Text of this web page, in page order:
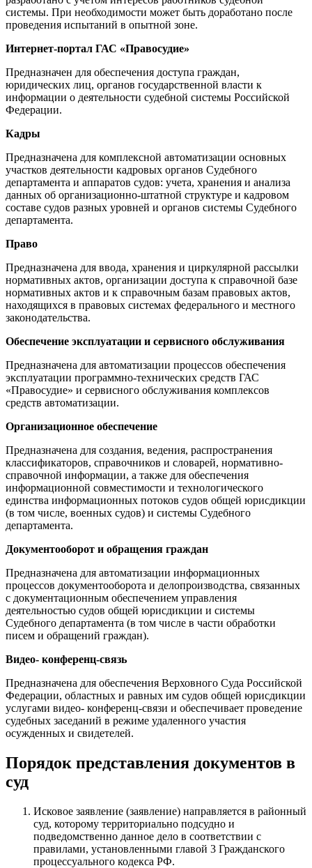
системы. При необходимости может быть доработано после
проведения испытаний в опытной зоне.
Интернет-портал ГАС «Правосудие»
Предназначен для обеспечения доступа граждан,
юридических лиц, органов государственной власти к
информации о деятельности судебной системы Российской
Федерации.
Кадры
Предназначена для комплексной автоматизации основных
участков деятельности кадровых органов Судебного
департамента и аппаратов судов: учета, хранения и анализа
данных об организационно-штатной структуре и кадровом
составе судов разных уровней и органов системы Судебного
департамента.
Право
Предназначена для ввода, хранения и циркулярной рассылки
нормативных актов, организации доступа к справочной базе
нормативных актов и к справочным базам правовых актов,
находящихся в правовых системах федерального и местного
законодательства.
Обеспечение эксплуатации и сервисного обслуживания
Предназначена для автоматизации процессов обеспечения
эксплуатации программно-технических средств ГАС
«Правосудие» и сервисного обслуживания комплексов
средств автоматизации.
Организационное обеспечение
Предназначена для создания, ведения, распространения
классификаторов, справочников и словарей, нормативно-
справочной информации, а также для обеспечения
информационной совместимости и технологического
единства информационных потоков судов общей юрисдикции
(в том числе, военных судов) и системы Судебного
департамента.
Документооборот и обращения граждан
Предназначена для автоматизации информационных
процессов документооборота и делопроизводства, связанных
с документационным обеспечением управления
деятельностью судов общей юрисдикции и системы
Судебного департамента (в том числе в части обработки
писем и обращений граждан).
Видео- конференц-связь
Предназначена для обеспечения Верховного Суда Российской
Федерации, областных и равных им судов общей юрисдикции
услугами видео- конференц-связи и обеспечивает проведение
судебных заседаний в режиме удаленного участия
осужденных и свидетелей.
Порядок представления документов в
суд
Исковое заявление (заявление) направляется в районный
суд, которому территориально подсудно и
подведомственно данное дело в соответствии с
правилами, установленными главой 3 Гражданского
процессуального кодекса РФ.